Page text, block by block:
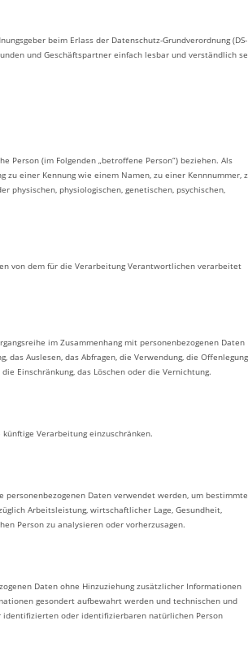
beim Erlass der Datenschutz-Grundverordnung (DS-
und Geschäftspartner einfach lesbar und verständlich
(im Folgenden „betroffene Person“) beziehen. Als
einer Kennung wie einem Namen, zu einer Kennnummer,
physischen, physiologischen, genetischen, psychischen,
von dem für die Verarbeitung Verantwortlichen verarbeitet
im Zusammenhang mit personenbezogenen Daten
das Auslesen, das Abfragen, die Verwendung, die Offenlegung
Einschränkung, das Löschen oder die Vernichtung.
Verarbeitung einzuschränken.
Daten verwendet werden, um bestimmte
Arbeitsleistung, wirtschaftlicher Lage, Gesundheit,
Person zu analysieren oder vorherzusagen.
Daten ohne Hinzuziehung zusätzlicher Informationen
gesondert aufbewahrt werden und technischen und
identifizierten oder identifizierbaren natürlichen Person